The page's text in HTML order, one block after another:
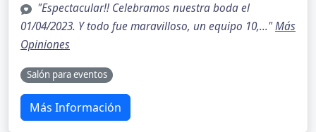
"Espectacular!! Celebramos nuestra boda el
01/04/2023. Y todo fue maravilloso, un equipo 10,..."Más
Opiniones
Salón para eventos
Más Información